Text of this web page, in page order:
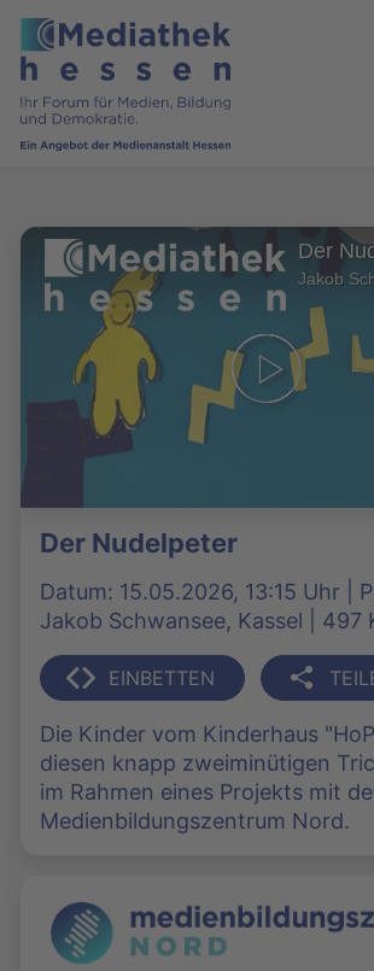
Der
Jakob
Der Nudelpeter
Datum: 15.05.2026, 13:15 Uhr |
Jakob Schwansee, Kassel | 497
EINBETTEN
Die Kinder vom Kinderhaus
diesen knapp zweiminütigen
im Rahmen eines Projekts mit
Medienbildungszentrum Nord.